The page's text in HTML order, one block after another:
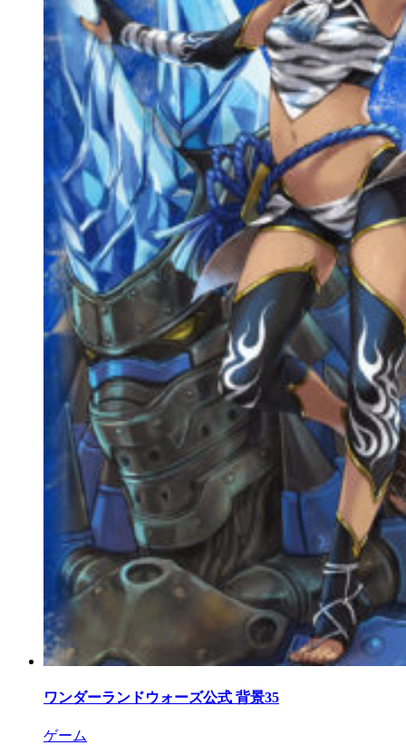
ワンダーランドウォーズ公式 背景35
ゲーム